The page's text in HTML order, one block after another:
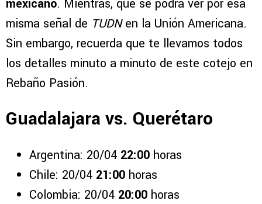
mexicano. Mientras, que se podrá ver por esa
misma señal de TUDNen la Unión Americana.
Sin embargo, recuerda que te llevamos todos
los detalles minuto a minuto de este cotejo en
Rebaño Pasión.
Guadalajara vs. Querétaro
Argentina: 20/04 22:00 horas
Chile: 20/04 21:00 horas
Colombia: 20/04 20:00 horas